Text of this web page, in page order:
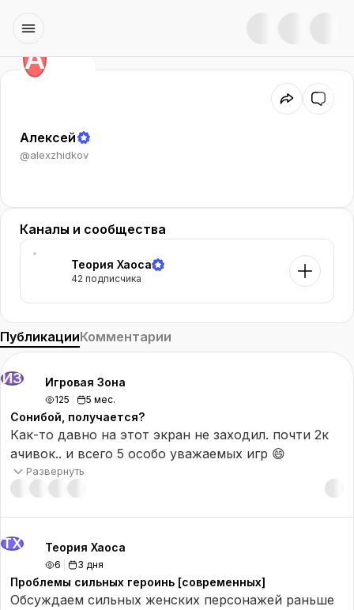
А
Алексей
@alexzhidkov
Каналы и сообщества
Теория Хаоса
42 подписчика
ПубликацииКомментарии
ИЗ Игровая Зона
125 5 мес.
Сонибой, получается?
Как-то давно на этот экран не заходил. почти 2к
ачивок.. и всего 5 особо уважаемых игр 😄
Развернуть
ТХ Теория Хаоса
6 3 дня
Проблемы сильных героинь [современных]
Обсуждаем сильных женских персонажей раньше